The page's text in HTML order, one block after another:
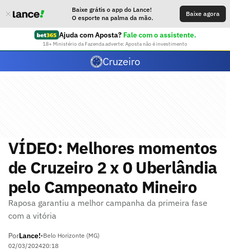
Baixe grátis o app do Lance!
O esporte na palma da mão.
Baixe agora
Ajuda com Aposta? Fale com o assistente.
18+ Ministério da Fazenda adverte: Aposta não é investimento
Cruzeiro
VÍDEO: Melhores momentos
de Cruzeiro 2 x 0 Uberlândia
pelo Campeonato Mineiro
Raposa garantiu a melhor campanha da primeira fase
com a vitória
PorLance!•Belo Horizonte (MG)
02/03/202420:18